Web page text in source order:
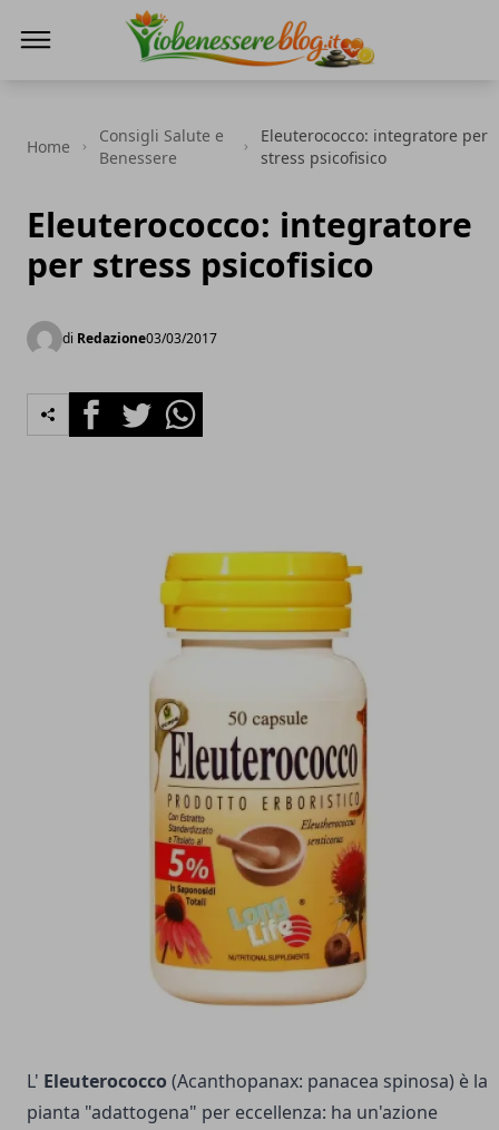
Home
Consigli Salute e
Benessere
Eleuterococco: integratore per
stress psicofisico
Eleuterococco: integratore
per stress psicofisico
di Redazione03/03/2017
FacebookTwitterWhatsapp
L' Eleuterococco (Acanthopanax: panacea spinosa) è la
pianta "adattogena" per eccellenza: ha un'azione